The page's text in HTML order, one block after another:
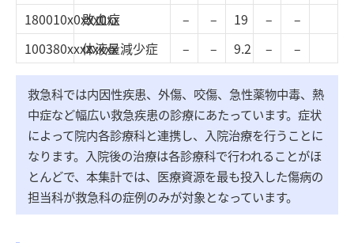
180010x0xxx0xx
敗血症 – – 19 –
–
100380xxxxxxxx体液量減少症 – – 9.2 – –
救急科では内因性疾患、外傷、咬傷、急性薬物中毒、熱
中症など幅広い救急疾患の診療にあたっています。症状
によって院内各診療科と連携し、入院治療を行うことに
なります。入院後の治療は各診療科で行われることがほ
とんどで、本集計では、医療資源を最も投入した傷病の
担当科が救急科の症例のみが対象となっています。